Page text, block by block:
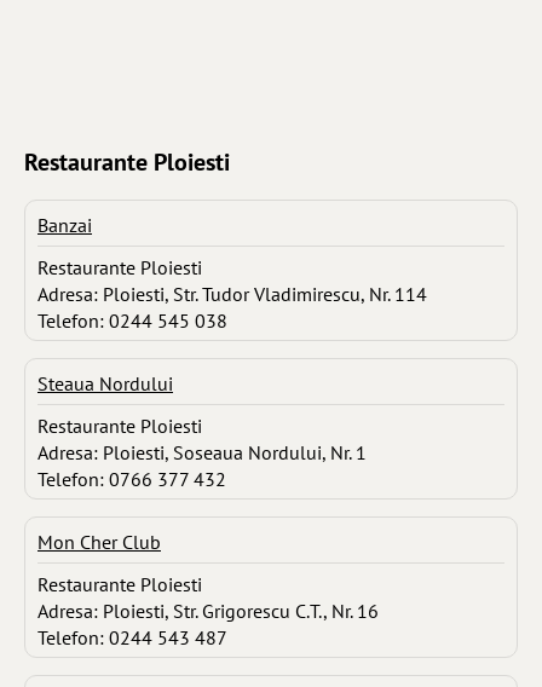
Restaurante Ploiesti
Banzai
Restaurante Ploiesti
Adresa: Ploiesti, Str. Tudor Vladimirescu, Nr. 114
Telefon: 0244 545 038
Steaua Nordului
Restaurante Ploiesti
Adresa: Ploiesti, Soseaua Nordului, Nr. 1
Telefon: 0766 377 432
Mon Cher Club
Restaurante Ploiesti
Adresa: Ploiesti, Str. Grigorescu C.T., Nr. 16
Telefon: 0244 543 487